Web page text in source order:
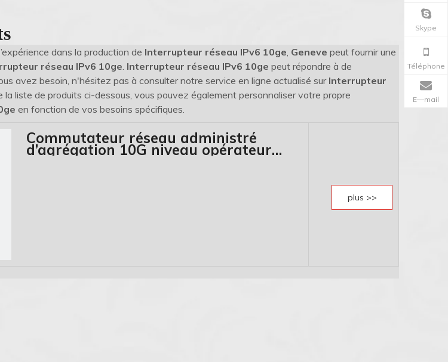
dans la production de Interrupteur réseau IPv6 10ge, Geneve peut fournir une
réseau IPv6 10ge. Interrupteur réseau IPv6 10ge peut répondre à de
avez besoin, n'hésitez pas à consulter notre service en ligne actualisé sur Interrupteur
la liste de produits ci-dessous, vous pouvez également personnaliser votre propre
en fonction de vos besoins spécifiques.
Commutateur réseau administré
d’agrégation 10G niveau opérateur
GS235
plus >>
Skype
Téléphone
E—mail